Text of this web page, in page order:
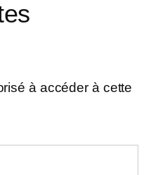
à accéder à cette